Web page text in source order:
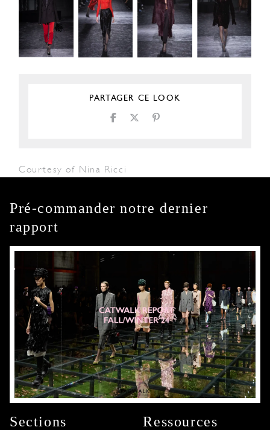
PARTAGER CE LOOK
Courtesy of Nina Ricci
Pré-commander notre dernier
rapport
Sections
Ressources